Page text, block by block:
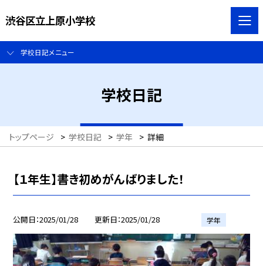
渋谷区立上原小学校
学校日記メニュー
学校日記
トップページ > 学校日記 > 学年 > 詳細
【１年生】書き初めがんばりました！
公開日 2025/01/28 更新日 2025/01/28 学年